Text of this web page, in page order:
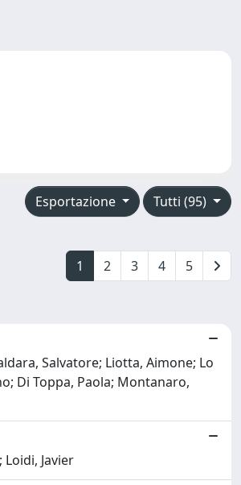
Tutti (95)
Esportazione
1 2 3 4 5
Salvatore; Liotta, Aimone; Lo
Di Toppa, Paola; Montanaro,
Javier